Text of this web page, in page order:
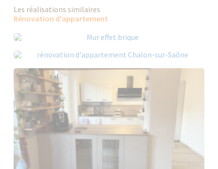
Les réalisations similaires
Rénovation d'appartement